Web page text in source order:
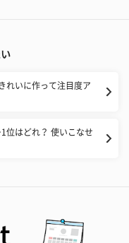
れいに作って注目度ア
位はどれ？ 使いこなせ